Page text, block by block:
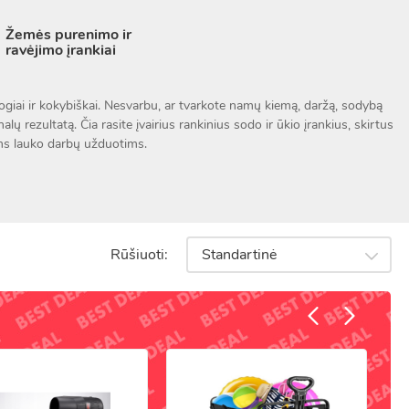
Žemės purenimo ir
ravėjimo įrankiai
ir kokybiškai. Nesvarbu, ar tvarkote namų kiemą, daržą, sodybą
rezultatą. Čia rasite įvairius rankinius sodo ir ūkio įrankius, skirtus
lauko darbų užduotims.
įdirbti dirvožemį, paruošti lysves, pasodinti sodinukus ir pašalinti
ir pagerinti jos struktūrą, o sniego kastuvai padeda pasiruošti
padeda pagerinti vejos šaknų kvėpavimą, o vejos kraštų pjovėjai
jie tarnauja ilgai ir patogiai. Tinkamai prižiūrimi įrankiai užtikrina
dydį, darbo pobūdį ir žemės tipą – taip dirbti bus žymiai lengviau.
Rūšiuoti: Standartinė